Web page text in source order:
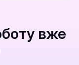
вже